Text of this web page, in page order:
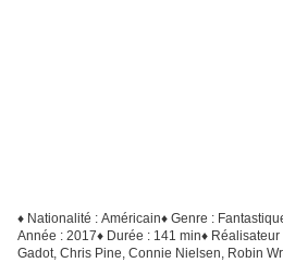
♦ Nationalité : Américain♦ Genre :
Année : 2017♦ Durée : 141 min♦ Réalisateur
Gadot, Chris Pine, Connie Nielsen, Robin